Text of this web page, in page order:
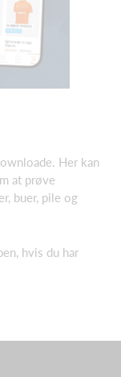
Her kan
at prøve
buer, pile og
hvis du har